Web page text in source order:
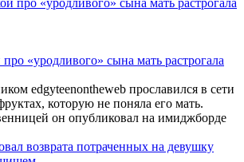
«уродливого» сына мать растрогала
edgyteenontheweb прославился в сети
которую не поняла его мать.
он опубликовал на имиджборде